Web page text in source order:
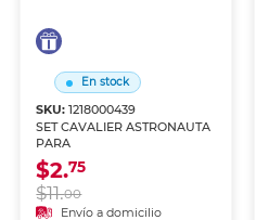
En stock
SKU:1218000439
SET CAVALIER ASTRONAUTA
PARA
$2.75
$11.00
Envío a domicilio